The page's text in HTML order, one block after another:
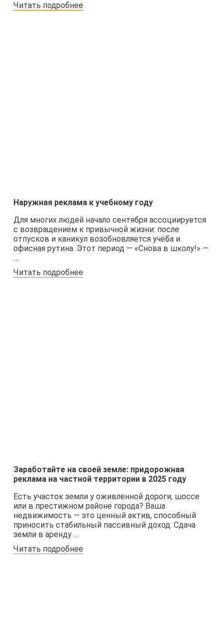
Читать подробнее
Наружная реклама к учебному году
Для многих людей начало сентября ассоциируется
с возвращением к привычной жизни: после
отпусков и каникул возобновляется учёба и
офисная рутина. Этот период — «Снова в школу!» —
…
Читать подробнее
Заработайте на своей земле: придорожная
реклама на частной территории в 2025 году
Есть участок земли у оживленной дороги, шоссе
или в престижном районе города? Ваша
недвижимость — это ценный актив, способный
приносить стабильный пассивный доход. Сдача
земли в аренду …
Читать подробнее